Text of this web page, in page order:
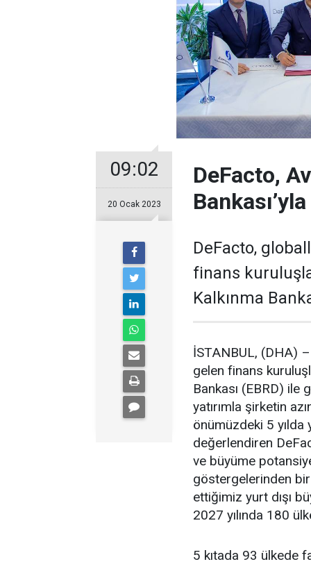
09:02
20 Ocak 2023
DeFacto,
DeFacto,
finans
Kalkınma
İSTANBUL, (DHA)
gelen finans
Bankası (EBRD)
yatırımla şirketin
önümüzdeki 5 yılda
değerlendiren
ve büyüme
göstergelerinden
ettiğimiz yurt dışı
2027 yılında 180
5 kıtada 93 ülkede